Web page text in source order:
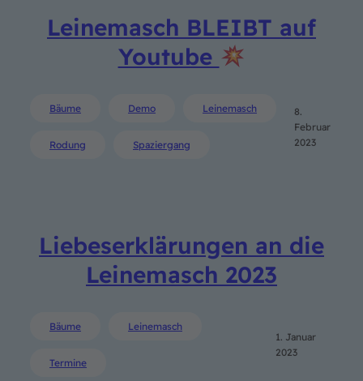
Leinemasch BLEIBT auf
Youtube
Bäume Demo Leinemasch
Rodung Spaziergang
8.
Februar
2023
Liebeserklärungen an die
Leinemasch 2023
Bäume Leinemasch
Termine
1. Januar
2023